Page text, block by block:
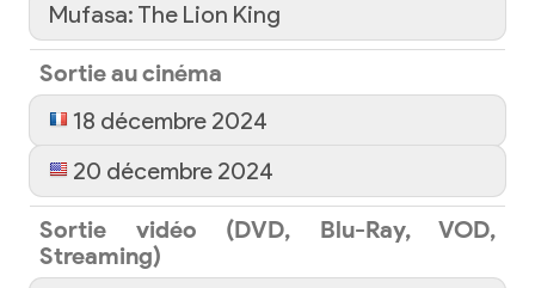
Mufasa: The Lion King
Sortie au cinéma
18 décembre 2024
20 décembre 2024
Sortie vidéo (DVD, Blu-Ray, VOD,
Streaming)